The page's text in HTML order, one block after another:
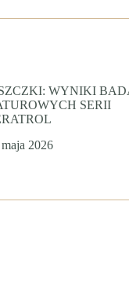
WYNIKI
SERII
2026